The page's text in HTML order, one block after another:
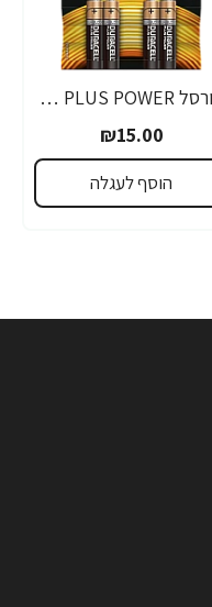
דורסל PLUS POWER סוללות AAA אריזת 4 יחידות - מבית Duracell
₪15.00
הוסף לעגלה